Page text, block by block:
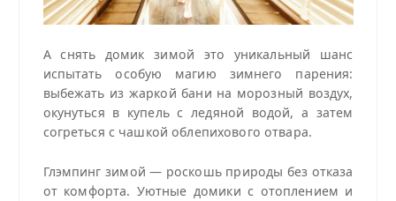
А снять домик зимой это уникальный шанс
испытать особую магию зимнего парения:
выбежать из жаркой бани на морозный воздух,
окунуться в купель с ледяной водой, а затем
согреться с чашкой облепихового отвара.
Глэмпинг зимой — роскошь природы без отказа
от комфорта. Уютные домики с отоплением и